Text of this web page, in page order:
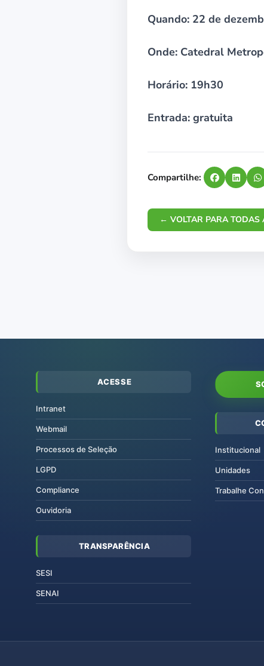
Quando: 22 de
Onde: Catedral
Horário: 19h30
Entrada: gratuita
Compartilhe:
← VOLTAR PARA TODAS
ACESSE
Intranet
Webmail
Processos de Seleção
LGPD
Compliance
Ouvidoria
TRANSPARÊNCIA
SESI
SENAI
Institucional
Unidades
Trabalhe